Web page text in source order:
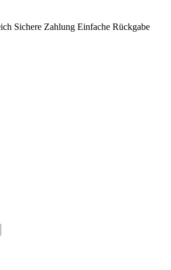
Sichere Zahlung Einfache Rückgabe